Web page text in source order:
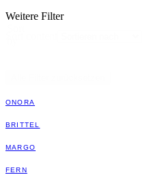
Weitere Filter
ONORA
BRITTEL
MARGO
FERN